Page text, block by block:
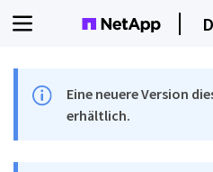
Eine neuere Version
erhältlich.